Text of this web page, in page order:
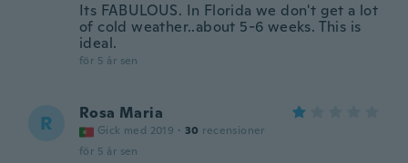
Its FABULOUS. In Florida we don't get a lot
of cold weather..about 5-6 weeks. This is
ideal.
för 5 år sen
R Rosa Maria
Gick med 2019 · 30 recensioner
för 5 år sen